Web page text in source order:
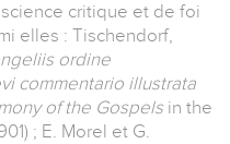
critique et de foi
elles : Tischendorf,
ordine
commentario illustrata
of the Gospelsin the
; E. Morel et G.